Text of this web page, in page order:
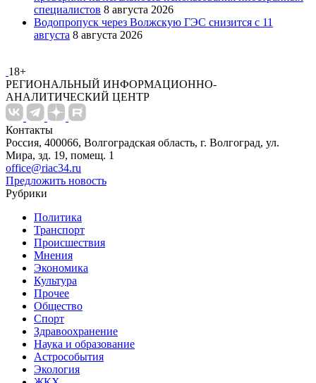
специалистов 8 августа 2026
Водопропуск через Волжскую ГЭС снизится с 11
августа 8 августа 2026
18+
РЕГИОНАЛЬНЫЙ ИНФОРМАЦИОННО-
АНАЛИТИЧЕСКИЙ ЦЕНТР
Контакты
Россия, 400066, Волгоградская область, г. Волгоград, ул.
Мира, зд. 19, помещ. 1
office@riac34.ru
Предложить новость
Рубрики
Политика
Транспорт
Происшествия
Мнения
Экономика
Культура
Прочее
Общество
Спорт
Здравоохранение
Наука и образование
Астрособытия
Экология